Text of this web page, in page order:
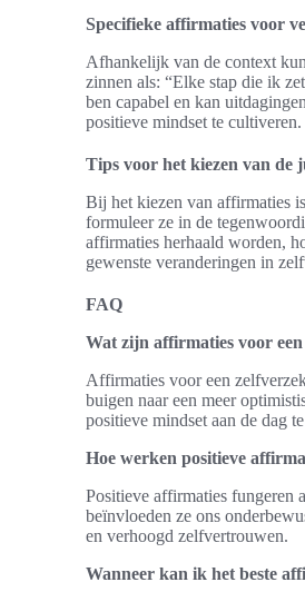
Specifieke affirmaties voor
Afhankelijk van de context
zinnen als: “Elke stap die ik
ben capabel en kan
positieve mindset te cultiveren.
Tips voor het kiezen van de
Bij het kiezen van affirmaties
formuleer ze in de
affirmaties herhaald worden,
gewenste veranderingen in
FAQ
Wat zijn affirmaties voor
Affirmaties voor een
buigen naar een meer
positieve mindset aan de dag
Hoe werken positieve
Positieve affirmaties fungeren
beïnvloeden ze ons
en verhoogd zelfvertrouwen.
Wanneer kan ik het beste